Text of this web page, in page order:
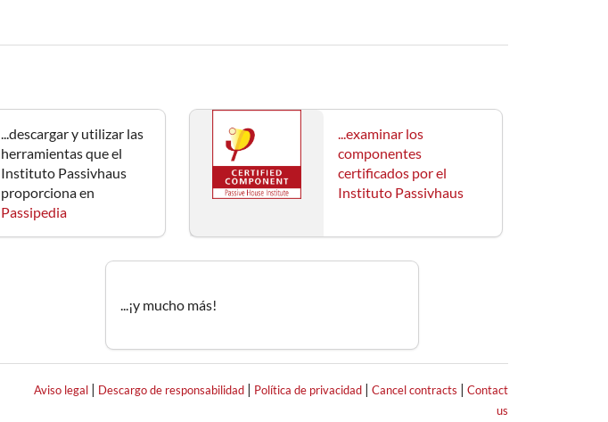
...descargar y utilizar las
herramientas que el
Instituto Passivhaus
proporciona en
Passipedia
...examinar los
componentes
certificados por el
Instituto Passivhaus
...¡y mucho más!
Aviso legal| Descargo de responsabilidad| Política de privacidad| Cancel contracts | Contact
us